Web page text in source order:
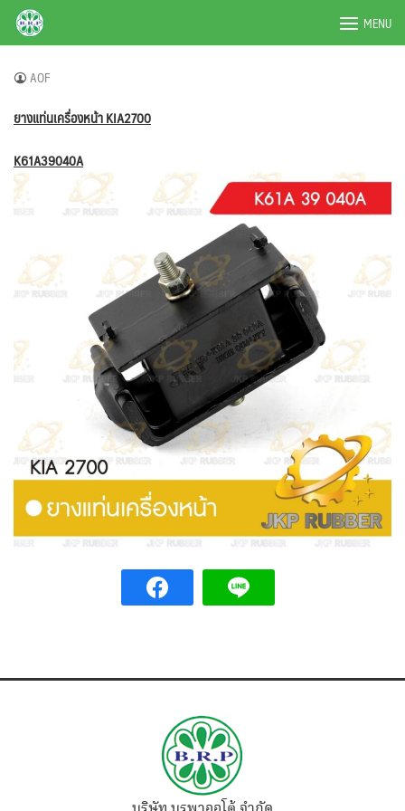
SkipBRPAUTO.COM MENU
AOF
ยางแท่นเครื่องหน้า KIA2700
K61A39040A